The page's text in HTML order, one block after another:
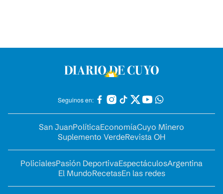
Seguinos en:
San JuanPolíticaEconomíaCuyo Minero
Suplemento VerdeRevista OH
PolicialesPasión DeportivaEspectáculosArgentina
El MundoRecetasEn las redes